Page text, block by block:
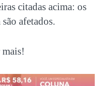
citadas acima: os
afetados.